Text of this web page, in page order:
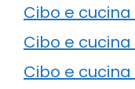
Cibo e
Cibo e
Cibo e